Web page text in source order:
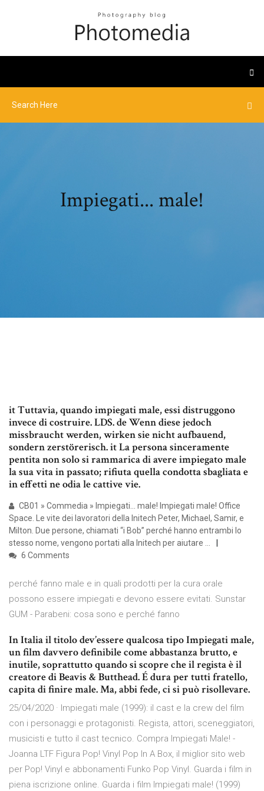
Impiegati... male!
it Tuttavia, quando impiegati male, essi distruggono
invece di costruire. LDS. de Wenn diese jedoch
missbraucht werden, wirken sie nicht aufbauend,
sondern zerstörerisch. it La persona sinceramente
pentita non solo si rammarica di avere impiegato male
la sua vita in passato; rifiuta quella condotta sbagliata e
in effetti ne odia le cattive vie.
CB01 » Commedia » Impiegati… male! Impiegati male! Office
Space. Le vite dei lavoratori della Initech Peter, Michael, Samir, e
Milton. Due persone, chiamati “i Bob” perché hanno entrambi lo
stesso nome, vengono portati alla Initech per aiutare …
6 Comments
perché fanno male e in quali prodotti per la cura orale
possono essere impiegati e devono essere evitati. Sunstar
GUM - Parabeni: cosa sono e perché fanno
In Italia il titolo dev’essere qualcosa tipo Impiegati male,
un film davvero definibile come abbastanza brutto, e
inutile, soprattutto quando si scopre che il regista è il
creatore di Beavis & Butthead. É dura per tutti fratello,
capita di finire male. Ma, abbi fede, ci si può risollevare.
25/04/2020 · Impiegati male (1999): il cast e la crew del film
con i personaggi e protagonisti. Regista, attori, sceneggiatori,
musicisti e tutto il cast tecnico. Compra Impiegati Male! -
Joanna LTF Figura Pop! Vinyl Pop In A Box, il miglior sito web
per Pop! Vinyl e abbonamenti Funko Pop Vinyl. Guarda i film in
piena iscrizione online. Guarda i film Impiegati male! (1999)